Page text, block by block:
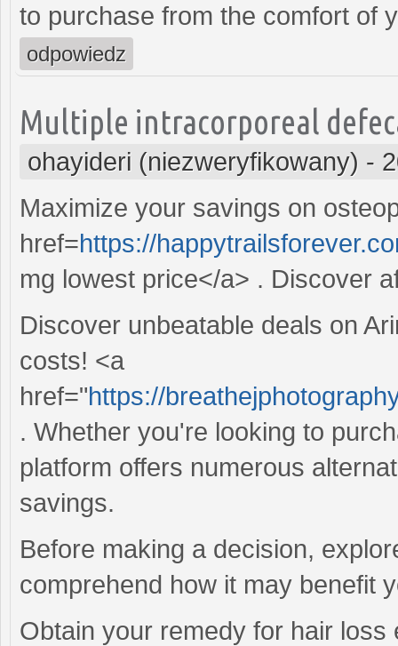
to purchase from the comfort of
odpowiedz
Multiple intracorporeal
ohayideri (niezweryfikowany) -
Maximize your savings on
href=https://
mg lowest price</a> . Discover
Discover unbeatable deals on
costs! <a
href="https://
. Whether you're looking to
platform offers numerous
savings.
Before making a decision,
comprehend how it may benefit
Obtain your remedy for hair loss